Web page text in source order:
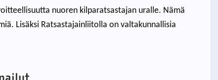
nuoren kilparatsastajan uralle. Nämä
Lisäksi Ratsastajainliitolla on valtakunnallisia